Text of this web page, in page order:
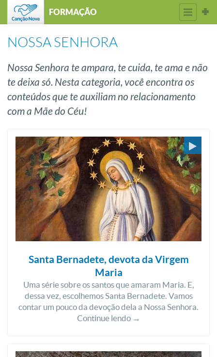
FORMAÇÃO
NOSSA SENHORA
Nossa Senhora te ampara, te cuida, te ama e não
te deixa só. Nesta categoria, você encontra os
conteúdos que te auxiliam no relacionamento
com a Mãe do Céu!
Santa Bernadete, devota da Virgem
Maria
Uma série sobre os santos que amaram Maria. E,
dessa vez, escolhemos Santa Bernadete. Vamos
contar um pouco da devoção dela a Nossa Senhora.
Continue lendo →